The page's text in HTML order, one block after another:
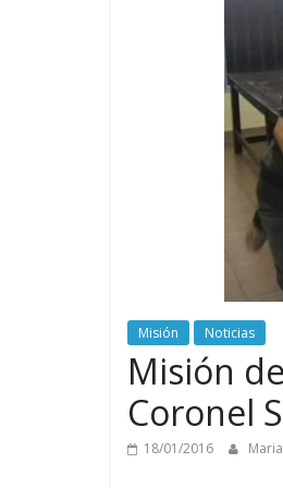
Misión Noticias
Misión
Coronel
18/01/2016